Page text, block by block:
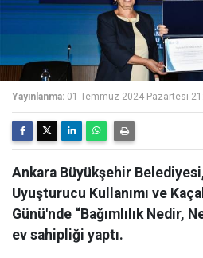
Yayınlanma: 01 Temmuz 2024 Pazartesi
Ankara Büyükşehir
Uyuşturucu Kullanımı ve
Günü'nde “Bağımlılık Nedir,
ev sahipliği yaptı.